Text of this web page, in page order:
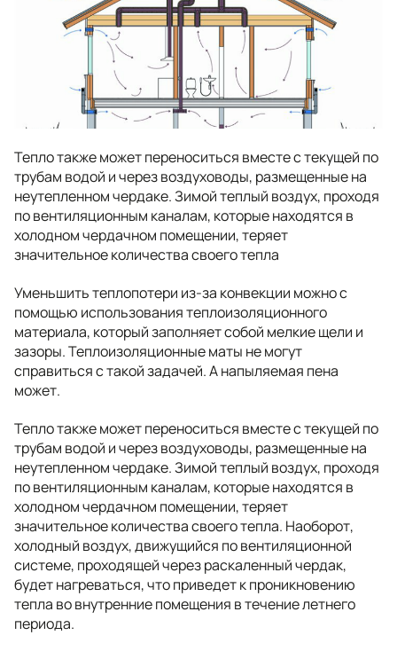
Тепло также может переноситься вместе с текущей по
трубам водой и через воздуховоды, размещенные на
неутепленном чердаке. Зимой теплый воздух, проходя
по вентиляционным каналам, которые находятся в
холодном чердачном помещении, теряет
значительное количества своего тепла
Уменьшить теплопотери из-за конвекции можно с
помощью использования теплоизоляционного
материала, который заполняет собой мелкие щели и
зазоры. Теплоизоляционные маты не могут
справиться с такой задачей. А напыляемая пена
может.
Тепло также может переноситься вместе с текущей по
трубам водой и через воздуховоды, размещенные на
неутепленном чердаке. Зимой теплый воздух, проходя
по вентиляционным каналам, которые находятся в
холодном чердачном помещении, теряет
значительное количества своего тепла. Наоборот,
холодный воздух, движущийся по вентиляционной
системе, проходящей через раскаленный чердак,
будет нагреваться, что приведет к проникновению
тепла во внутренние помещения в течение летнего
периода.